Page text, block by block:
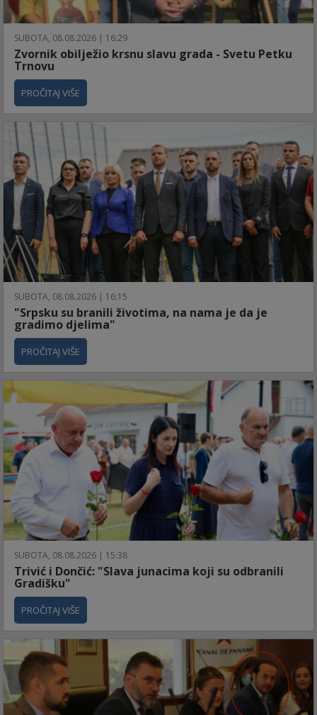
SUBOTA, 08.08.2026 | 16:29
Zvornik obilježio krsnu slavu grada - Svetu Petku
Trnovu
PROČITAJ VIŠE
SUBOTA, 08.08.2026 | 16:15
"Srpsku su branili životima, na nama je da je
gradimo djelima"
PROČITAJ VIŠE
SUBOTA, 08.08.2026 | 15:38
Trivić i Dončić: "Slava junacima koji su odbranili
Gradišku"
PROČITAJ VIŠE